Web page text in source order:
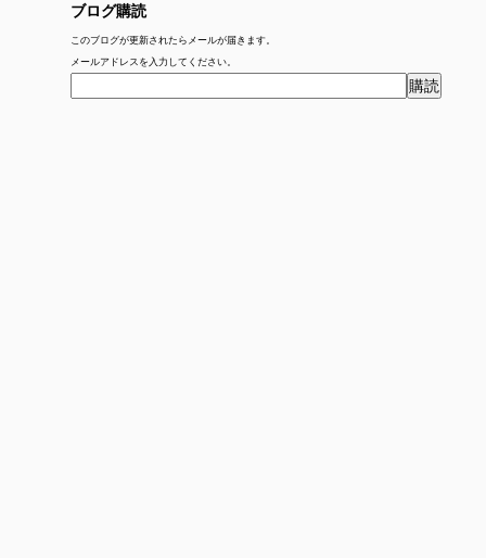
ブログ購読
このブログが更新されたらメールが届きます。
メールアドレスを入力してください。